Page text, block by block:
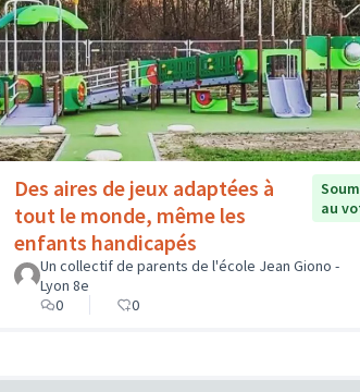
Des aires de jeux adaptées à
tout le monde, même les
enfants handicapés
au
Un collectif de parents de l'école Jean Giono -
Lyon 8e
0
0